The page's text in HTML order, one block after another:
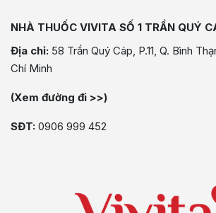
NHÀ THUỐC VIVITA SỐ 1 TRẦN QUÝ
Địa chỉ: 58 Trần Quý Cáp, P.11, Q. Bình
Chí Minh
(Xem đường đi >>)
SĐT: 0906 999 452